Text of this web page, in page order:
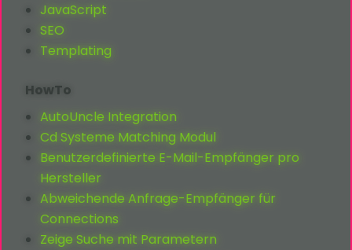
JavaScript
SEO
Templating
HowTo
AutoUncle Integration
Cd Systeme Matching Modul
Benutzerdefinierte E-Mail-Empfänger pro
Hersteller
Abweichende Anfrage-Empfänger für
Connections
Zeige Suche mit Parametern